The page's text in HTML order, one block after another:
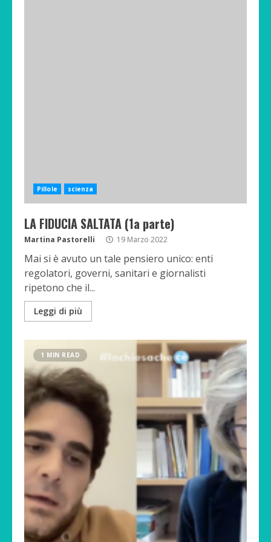
Pillole scienza
LA FIDUCIA SALTATA (1a parte)
Martina Pastorelli 19 Marzo 2022
Mai si è avuto un tale pensiero unico: enti
regolatori, governi, sanitari e giornalisti
ripetono che il...
Leggi di più
1 MIN READ